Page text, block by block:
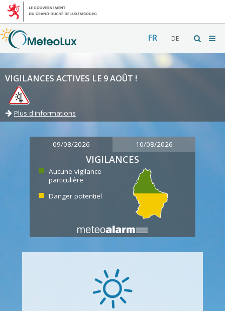
FR DE
VIGILANCES ACTIVES LE 9 AOÛT !
Plus d'informations
09/08/2026 10/08/2026
VIGILANCES
Aucune vigilance
particulière
Danger potentiel